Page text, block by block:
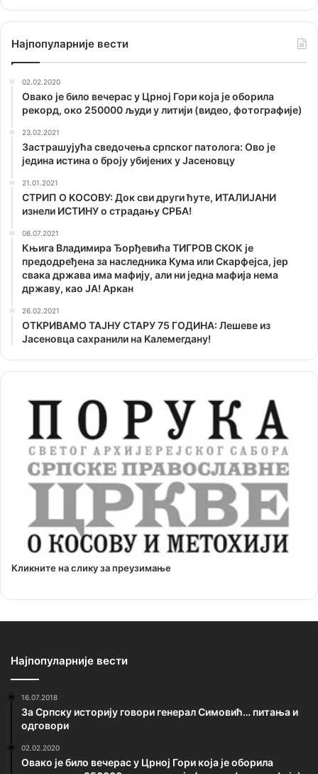
Наjпопуларније вести
02.02.2020
Овако је било вечерас у Црној Гори која је оборила
рекорд, око 250000 људи у литији (видео, фотографије)
23.02.2021
Застрашујућа сведочења српског патолога: Ово је
једина истина о броју убијених у Јасеновцу
21.01.2021
СТРИП О KОСОВУ: Док сви други ћуте, ИТАЛИЈАНИ
изнели ИСТИНУ о страдању СРБА!
06.07.2021
Књига Владимира Ђорђевића ТИГРОВ СКОК је
предодређена за наследника Кума или Скарфејса, јер
свака држава има мафију, али ни једна мафија нема
државу, као ЈА! Аркан
26.02.2021
ОТKРИВАМО ТАЈНУ СТАРУ 75 ГОДИНА: Лешеве из
Јасеновца сахранили на Kалемегдану!
Кликните на слику за преузимање
Најпопуларније вести
16.07.2018
За Српску историју говори генерал Симовић… питања и
одговори
02.02.2020
Овако је било вечерас у Црној Гори која је оборила